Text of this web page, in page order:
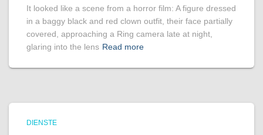
It looked like a scene from a horror film: A figure dressed
in a baggy black and red clown outfit, their face partially
covered, approaching a Ring camera late at night,
glaring into the lens Read more
DIENSTE